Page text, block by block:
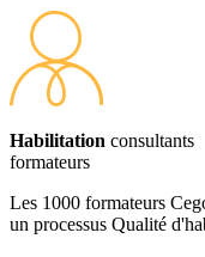
Habilitation consultants
formateurs
Les 1000 formateurs
un processus Qualité